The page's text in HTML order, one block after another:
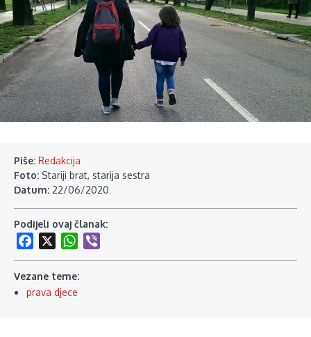
Piše: Redakcija
Foto: Stariji brat, starija sestra
Datum: 22/06/2020
Podijeli ovaj članak:
Facebook
WhatsApp
Vezane teme:
prava djece